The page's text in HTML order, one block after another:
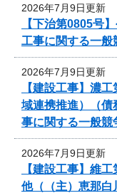
2026年7月9日更新
【下治第0805号
工事に関する一般
2026年7月9日更新
【建設工事】濃
域連携推進）（
事に関する一般競
2026年7月9日更新
【建設工事】維
他（（主）恵那白